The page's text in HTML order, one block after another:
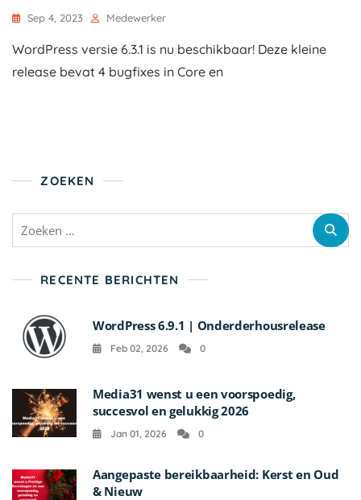
Sep 4, 2023 Medewerker
WordPress versie 6.3.1 is nu beschikbaar! Deze kleine
release bevat 4 bugfixes in Core en
ZOEKEN
Zoeken
RECENTE BERICHTEN
WordPress 6.9.1 | Onderderhousrelease
Feb 02, 2026 0
Media31 wenst u een voorspoedig,
succesvol en gelukkig 2026
Jan 01, 2026 0
Aangepaste bereikbaarheid: Kerst en Oud
& Nieuw